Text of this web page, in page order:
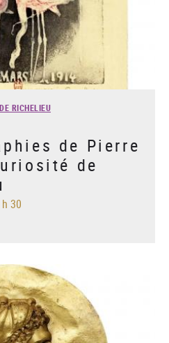
RICHELIEU
de Pierre
de
30